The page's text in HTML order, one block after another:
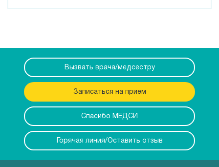
Вызвать врача/медсестру
Записаться на прием
Спасибо МЕДСИ
Горячая линия/Оставить отзыв